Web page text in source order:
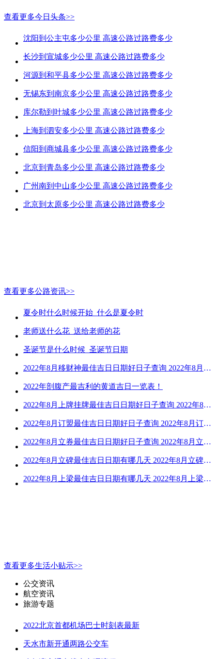
查看更多今日头条>>
沈阳到公主屯多少公里 高速公路过路费多少
长沙到宣城多少公里 高速公路过路费多少
河源到和平县多少公里 高速公路过路费多少
无锡东到南京多少公里 高速公路过路费多少
库尔勒到叶城多少公里 高速公路过路费多少
上海到泗安多少公里 高速公路过路费多少
信阳到商城县多少公里 高速公路过路费多少
北京到青岛多少公里 高速公路过路费多少
广州南到中山多少公里 高速公路过路费多少
北京到太原多少公里 高速公路过路费多少
查看更多公路资讯>>
夏令时什么时候开始_什么是夏令时
老师送什么花_送给老师的花
圣诞节是什么时候_圣诞节日期
2022年8月移财神最佳吉日日期好日子查询 2022年8月移财神吉日一览
2022年剖腹产最吉利的黄道吉日一览表！
2022年8月上牌挂牌最佳吉日日期好日子查询 2022年8月上牌吉日精选
2022年8月订盟最佳吉日日期好日子查询 2022年8月订盟黄道吉日一览
2022年8月立券最佳吉日日期好日子查询 2022年8月立券的黄道吉日一览
2022年8月立碑最佳吉日日期有哪几天 2022年8月立碑吉日查询
2022年8月上梁最佳吉日日期有哪几天 2022年8月上梁的黄道吉日
查看更多生活小贴示>>
公交资讯
航空资讯
旅游专题
2022北京首都机场巴士时刻表最新
天水市新开通两路公交车